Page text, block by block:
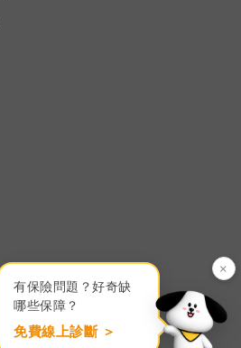
×
有保險問題？好奇缺
哪些保障？
免費線上診斷 ＞